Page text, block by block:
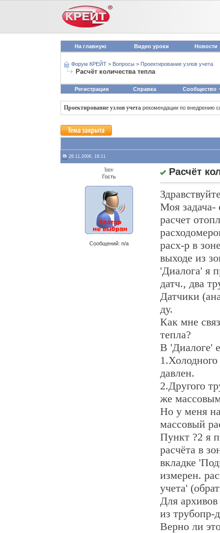
На главную Видео уроки Новости
Форум КРЕЙТ > Вопросы > Проектирование узлов учета
Расчёт количества тепла
Регистрация Справка Сообщество
Проектирование узлов учета рекомендации по внедрению
28.11.2006, 18:11
bnv
Гость
Сообщений: n/a
Расчёт
Моя задача-
расчет
расх-р в
выходе из
'Диалога' я
датч., два
Датчики
ду.
Как мне
тепла?
В 'Диалоге'
давлен.
2.Другого
же
Но у меня
массовый
Пункт ?2 я
расчёта в
вкладке
измерен.
учета'
Для
из трубопр-
Верно ли